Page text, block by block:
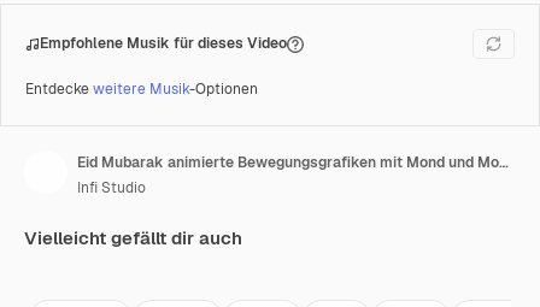
Empfohlene Musik für dieses Video
Entdeckeweitere Musik-Optionen
Eid Mubarak animierte Bewegungsgrafiken mit Mond und Moschee mit islamischem grünem Mandala-Hintergrund
Infi Studio
Vielleicht gefällt dir auch